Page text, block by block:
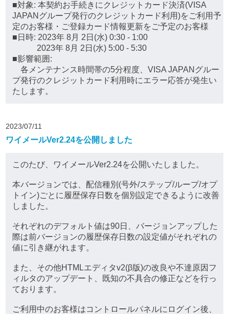
■対象: 本契約お手続きにクレジットカード決済(VISA
JAPANグループ発行のクレジットカード利用)をご利用予
定のお客様・ご登録カード情報更新をご予定のお客様
■日時: 2023年 8月 2日(水) 0:30 - 1:00
2023年 8月 2日(水) 5:00 - 5:30
■影響範囲:
各メンテナンス時間帯の5分程度、VISA JAPANグルー
プ発行のクレジットカード利用時にエラー応答が発生い
たします。
2023/07/11
ワイメールVer2.24を公開しました
このたび、ワイメールVer2.24を公開いたしました。
本バージョンでは、配信種別(号外/ステップ/ループ/オプ
トイン)ごとに履歴保存日数を個別設定できるように改善
しました。
それぞれのデフォルト値は90日、バージョンアップした
際は前バージョンの履歴保存日数の設定値がそれぞれの
値に引き継がれます。
また、その他HTMLエディタv2(β版)の改良や不達原因フ
ィルタのアップデート、既知の不具合の修正などを行っ
ております。
ご利用中のお客様はコントロールパネルにログイン後、